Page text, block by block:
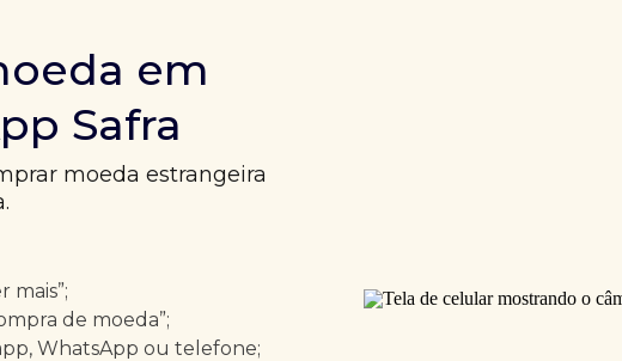
em
Safra
moeda estrangeira
mais”;
de moeda”;
WhatsApp ou telefone;